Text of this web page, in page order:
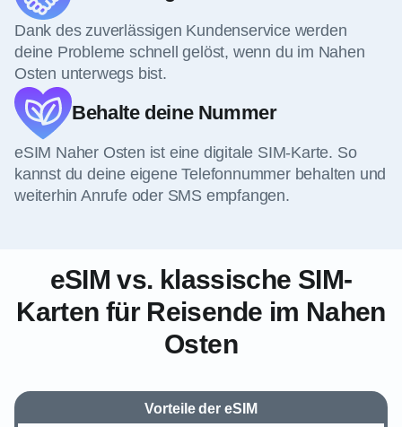
Dank des zuverlässigen Kundenservice werden
deine Probleme schnell gelöst, wenn du im Nahen
Osten unterwegs bist.
Behalte deine Nummer
eSIM Naher Osten ist eine digitale SIM-Karte. So
kannst du deine eigene Telefonnummer behalten und
weiterhin Anrufe oder SMS empfangen.
eSIM vs. klassische SIM-
Karten für Reisende im Nahen
Osten
Vorteile der eSIM